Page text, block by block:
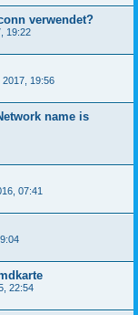
verwendet?
19:22
2017, 19:56
name is
07:41
22:54